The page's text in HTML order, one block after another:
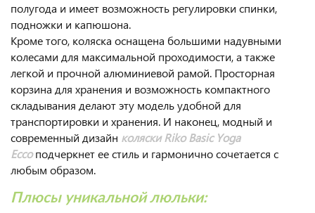
полугода и имеет возможность регулировки спинки,
подножки и капюшона.
Кроме того, коляска оснащена большими надувными
колесами для максимальной проходимости, а также
легкой и прочной алюминиевой рамой. Просторная
корзина для хранения и возможность компактного
складывания делают эту модель удобной для
транспортировки и хранения. И наконец, модный и
современный дизайн коляски Riko Basic Yoga
Eccoподчеркнет ее стиль и гармонично сочетается с
любым образом.
Плюсы уникальной люльки: